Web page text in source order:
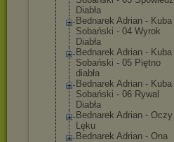
Diabła
Bednarek Adrian - Kuba
Sobański - 04 Wyrok
Diabła
Bednarek Adrian - Kuba
Sobański - 05 Piętno
diabła
Bednarek Adrian - Kuba
Sobański - 06 Rywal
Diabła
Bednarek Adrian - Oczy
Lęku
Bednarek Adrian - Ona